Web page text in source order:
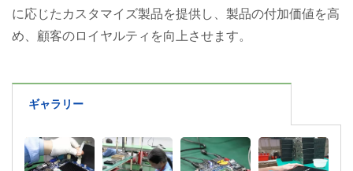
に応じたカスタマイズ製品を提供し、製品の付加価値を高
め、顧客のロイヤルティを向上させます。
ギャラリー